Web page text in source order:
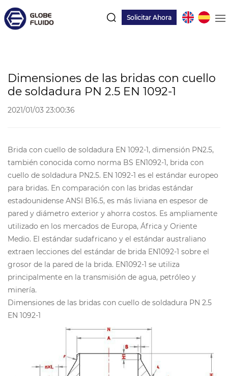
Solicitar Ahora
Dimensiones de las bridas con cuello
de soldadura PN 2.5 EN 1092-1
2021/01/03 23:00:36
Brida con cuello de soldadura EN 1092-1, dimensión PN2.5,
también conocida como norma BS EN1092-1, brida con
cuello de soldadura PN2.5. EN 1092-1 es el estándar europeo
para bridas. En comparación con las bridas estándar
estadounidense ANSI B16.5, es más liviana en espesor de
pared y diámetro exterior y ahorra costos. Es ampliamente
utilizado en los mercados de Europa, África y Oriente
Medio. El estándar sudafricano y el estándar australiano
extraen lecciones del estándar de brida EN1092-1 sobre el
grosor de la pared de la brida. EN1092-1 se utiliza
principalmente en la transmisión de agua, petróleo y
minería.
Dimensiones de las bridas con cuello de soldadura PN 2.5
EN 1092-1